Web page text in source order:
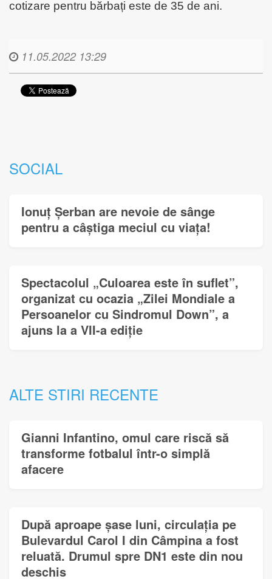
cotizare pentru bărbați este de 35 de ani.
11.05.2022 13:29
SOCIAL
Ionuț Șerban are nevoie de sânge
pentru a câștiga meciul cu viața!
Spectacolul „Culoarea este în suflet”,
organizat cu ocazia „Zilei Mondiale a
Persoanelor cu Sindromul Down”, a
ajuns la a VII-a ediție
ALTE STIRI RECENTE
Gianni Infantino, omul care riscă să
transforme fotbalul într-o simplă
afacere
După aproape șase luni, circulația pe
Bulevardul Carol I din Câmpina a fost
reluată. Drumul spre DN1 este din nou
deschis